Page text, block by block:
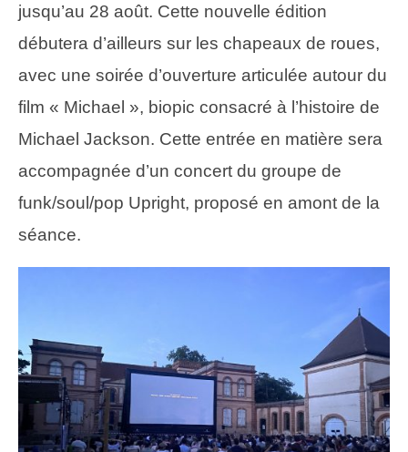
jusqu’au 28 août. Cette nouvelle édition
débutera d’ailleurs sur les chapeaux de roues,
avec une soirée d’ouverture articulée autour du
film « Michael », biopic consacré à l’histoire de
Michael Jackson. Cette entrée en matière sera
accompagnée d’un concert du groupe de
funk/soul/pop Upright, proposé en amont de la
séance.